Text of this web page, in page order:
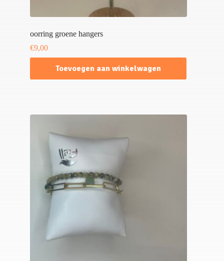
oorring groene hangers
€9,00
Toevoegen aan winkelwagen